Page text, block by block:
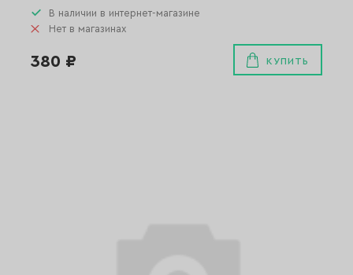
В наличии в интернет-магазине
Нет в магазинах
380 ₽ КУПИТЬ